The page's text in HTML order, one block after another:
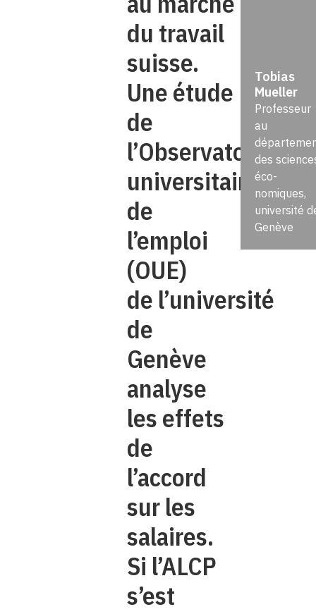
du travail
suisse.
Une étude
de
l’Observatoire
universitaire
de
l’emploi
(OUE)
de l’université
de
Genève
analyse
les effets
de
l’accord
sur les
salaires.
Si l’ALCP
s’est
Tobias
Mueller
Professeur
au
des
éco-
nomiques,
université
Genève